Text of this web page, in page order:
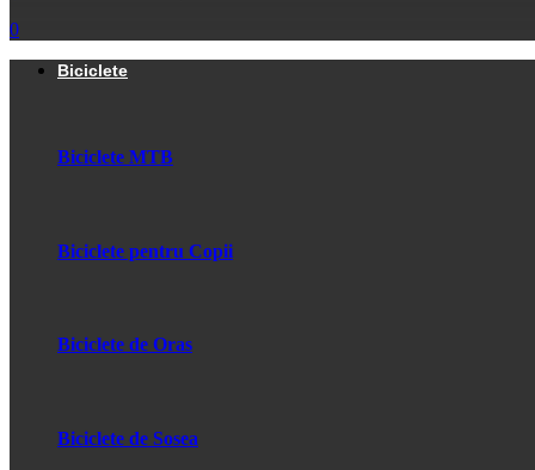
0
Biciclete
Biciclete MTB
Biciclete pentru Copii
Biciclete de Oras
Biciclete de Sosea